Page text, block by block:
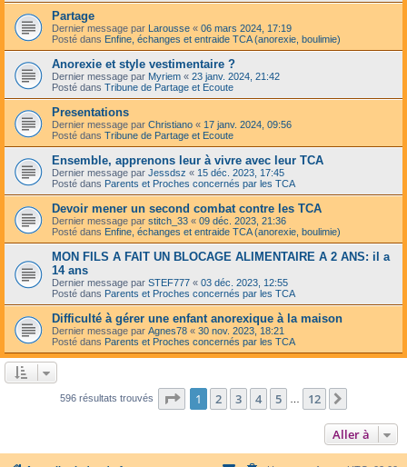
Partage
Dernier message par Larousse « 06 mars 2024, 17:19
Posté dans Enfine, échanges et entraide TCA (anorexie, boulimie)
Anorexie et style vestimentaire ?
Dernier message par Myriem « 23 janv. 2024, 21:42
Posté dans Tribune de Partage et Ecoute
Presentations
Dernier message par Christiano « 17 janv. 2024, 09:56
Posté dans Tribune de Partage et Ecoute
Ensemble, apprenons leur à vivre avec leur TCA
Dernier message par Jessdsz « 15 déc. 2023, 17:45
Posté dans Parents et Proches concernés par les TCA
Devoir mener un second combat contre les TCA
Dernier message par stitch_33 « 09 déc. 2023, 21:36
Posté dans Enfine, échanges et entraide TCA (anorexie, boulimie)
MON FILS A FAIT UN BLOCAGE ALIMENTAIRE A 2 ANS: il a
14 ans
Dernier message par STEF777 « 03 déc. 2023, 12:55
Posté dans Parents et Proches concernés par les TCA
Difficulté à gérer une enfant anorexique à la maison
Dernier message par Agnes78 « 30 nov. 2023, 18:21
Posté dans Parents et Proches concernés par les TCA
596 résultats trouvés Page 1sur12
1 2 3 4 5 12
Aller à